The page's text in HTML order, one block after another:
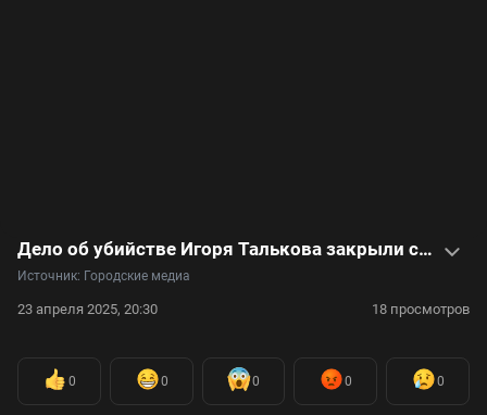
Дело об убийстве Игоря Талькова закрыли спустя 33,5 года: видео
Источник: Городские медиа
23 апреля 2025, 20:30 18 просмотров
0 0 0 0 0